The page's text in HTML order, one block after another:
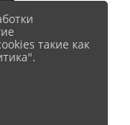
такие как